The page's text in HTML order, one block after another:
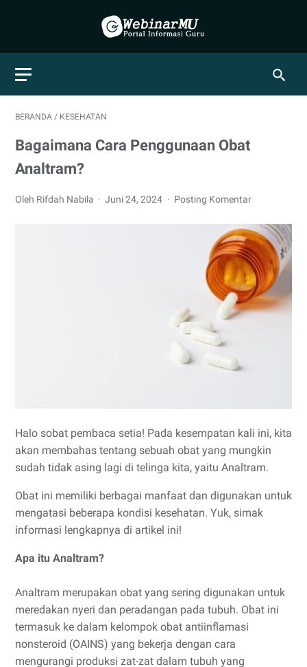
BERANDA / KESEHATAN
Bagaimana Cara Penggunaan Obat
Analtram?
Oleh Rifdah Nabila Juni 24, 2024 Posting Komentar
Halo sobat pembaca setia! Pada kesempatan kali ini, kita
akan membahas tentang sebuah obat yang mungkin
sudah tidak asing lagi di telinga kita, yaitu Analtram.
Obat ini memiliki berbagai manfaat dan digunakan untuk
mengatasi beberapa kondisi kesehatan. Yuk, simak
informasi lengkapnya di artikel ini!
Apa itu Analtram?
Analtram merupakan obat yang sering digunakan untuk
meredakan nyeri dan peradangan pada tubuh. Obat ini
termasuk ke dalam kelompok obat antiinflamasi
nonsteroid (OAINS) yang bekerja dengan cara
mengurangi produksi zat-zat dalam tubuh yang